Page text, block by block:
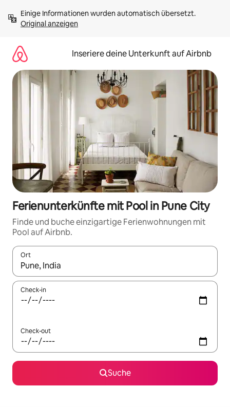
Inhalten
springenOriginal anzeigen
Inseriere deine Unterkunft auf Airbnb
Ferienunterkünfte mit Pool in Pune City
Finde und buche einzigartige Ferienwohnungen mit
Pool auf Airbnb.
Ort
Wenn Ergebnisse verfügbar sind, navigiere mit den
Check-in
Check-out
Suche